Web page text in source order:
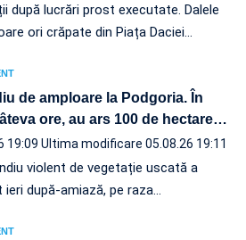
după lucrări prost executate. Dalele
ori crăpate din Piața Daciei…
de amploare la Podgoria. În
ore, au ars 100 de hectare…
19:09 Ultima modificare 05.08.26 19:11
violent de vegetație uscată a
după-amiază, pe raza…